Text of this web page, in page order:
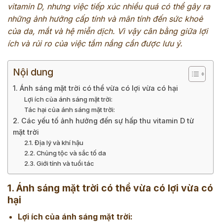
vitamin D, nhưng việc tiếp xúc nhiều quá có thể gây ra
những ảnh hưởng cấp tính và mãn tính đến sức khoẻ
của da, mắt và hệ miễn dịch. Vì vậy cân bằng giữa lợi
ích và rủi ro của việc tắm nắng cần được lưu ý.
Nội dung
1. Ánh sáng mặt trời có thể vừa có lợi vừa có hại
Lợi ích của ánh sáng mặt trời:
Tác hại của ánh sáng mặt trời:
2. Các yếu tố ảnh hưởng đến sự hấp thu vitamin D từ
mặt trời
2.1. Địa lý và khí hậu
2.2. Chủng tộc và sắc tố da
2.3. Giới tính và tuổi tác
1. Ánh sáng mặt trời có thể vừa có lợi vừa có
hại
Lợi ích của ánh sáng mặt trời: